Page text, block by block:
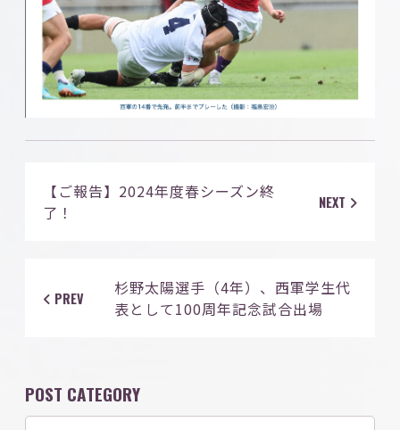
NEXT
【ご報告】2024年度春シーズン終
了！
PREV
杉野太陽選手（4年）、西軍学生代
表として100周年記念試合出場
POST CATEGORY